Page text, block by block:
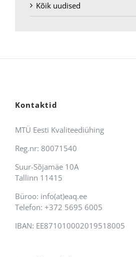
Kõik uudised
Kontaktid
MTÜ Eesti Kvaliteediühing
Reg.nr: 80071540
Suur-Sõjamäe 10A
Tallinn 11415
Büroo: info(at)eaq.ee
Telefon: +372 5695 6005
IBAN: EE871010002019518005